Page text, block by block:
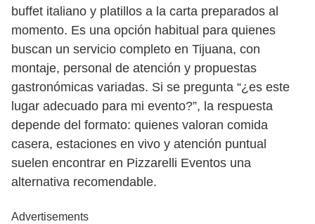
buffet italiano y platillos a la carta preparados al
momento. Es una opción habitual para quienes
buscan un servicio completo en Tijuana, con
montaje, personal de atención y propuestas
gastronómicas variadas. Si se pregunta “¿es este
lugar adecuado para mi evento?”, la respuesta
depende del formato: quienes valoran comida
casera, estaciones en vivo y atención puntual
suelen encontrar en Pizzarelli Eventos una
alternativa recomendable.
Advertisements